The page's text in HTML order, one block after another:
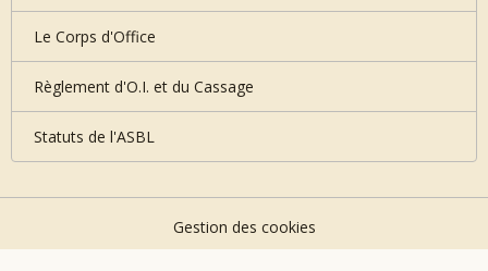
Le Corps d'Office
Règlement d'O.I. et du Cassage
Statuts de l'ASBL
Gestion des cookies